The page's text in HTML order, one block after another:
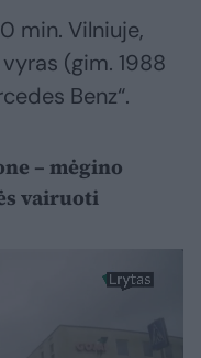
min. Vilniuje,
(gim. 1988
Benz“.
– mėgino
vairuoti